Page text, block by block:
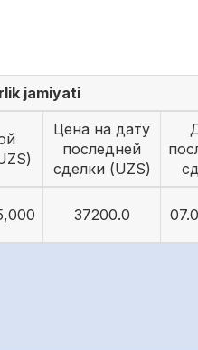
jamiyati
Цена на дату
последней
сделки (UZS)
37200.0